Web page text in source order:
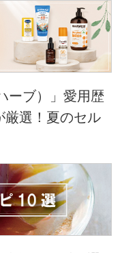
ーブ）」愛用歴
厳選！夏のセル